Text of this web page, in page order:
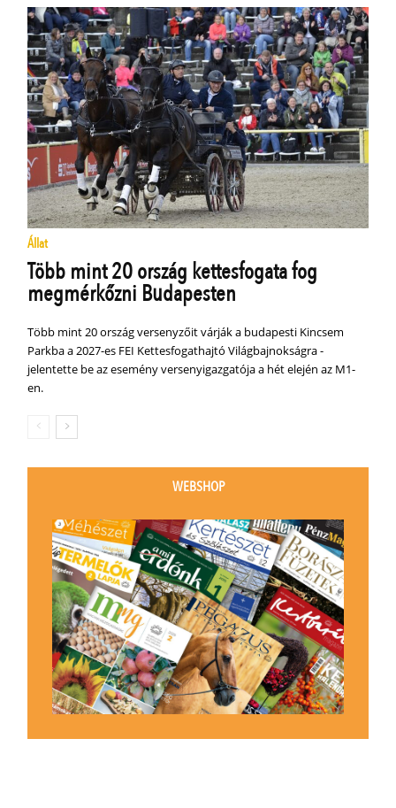
Állat
Több mint 20 ország kettesfogata fog
megmérkőzni Budapesten
Több mint 20 ország versenyzőit várják a budapesti Kincsem
Parkba a 2027-es FEI Kettesfogathajtó Világbajnokságra -
jelentette be az esemény versenyigazgatója a hét elején az M1-
en.
WEBSHOP